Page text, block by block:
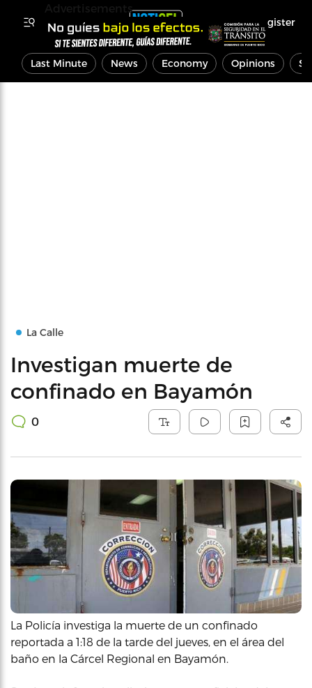
Register
Last Minute News Economy Opinions
La Calle
Investigan muerte de
confinado en Bayamón
0
La Policía investiga la muerte de un confinado
reportada a 1:18 de la tarde del jueves, en el área del
baño en la Cárcel Regional en Bayamón.
Advertisements